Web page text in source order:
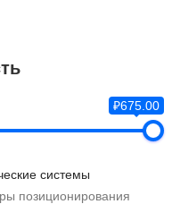
₽675.00
системы
позиционирования